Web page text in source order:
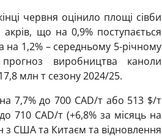
червня оцінило площі сівби
що на 0,9% поступається
на 1,2% – середньому 5-річному
виробництва каноли
млн т сезону 2024/25.
7,7% до 700 CAD/т або 513 $/т
710 CAD/т (+6,8% за місяць на
з США та Китаєм та відновлення